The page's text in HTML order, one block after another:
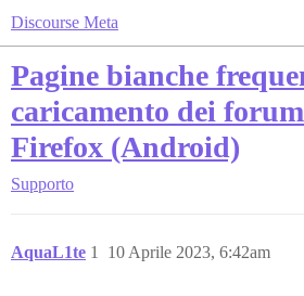
Discourse Meta
Pagine bianche
caricamento dei
Firefox (Android)
Supporto
AquaL1te 10 Aprile 2023, 6:42am
1